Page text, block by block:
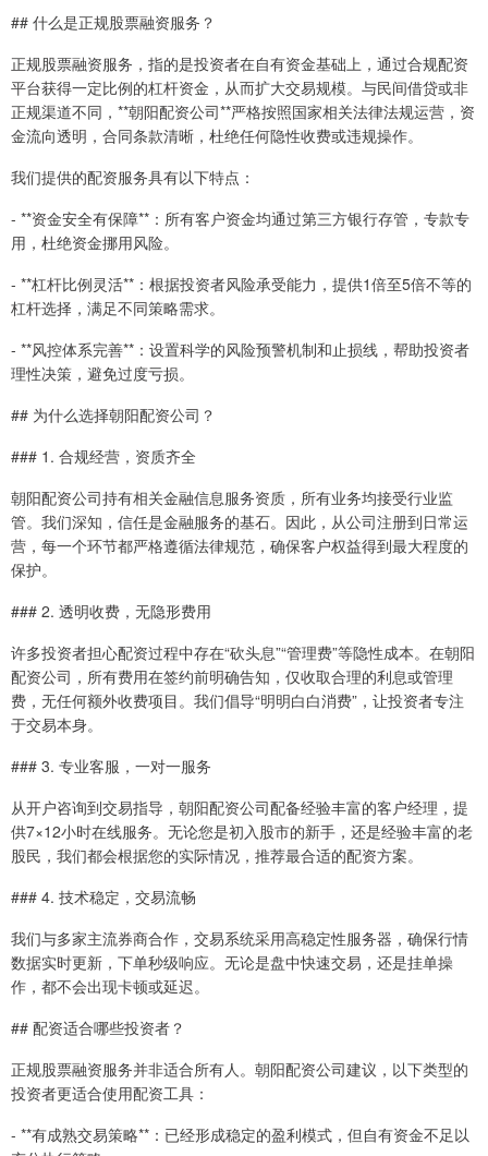
## 什么是正规股票融资服务？
正规股票融资服务，指的是投资者在自有资金基础上，通过合规配资
平台获得一定比例的杠杆资金，从而扩大交易规模。与民间借贷或非
正规渠道不同，**朝阳配资公司**严格按照国家相关法律法规运营，资
金流向透明，合同条款清晰，杜绝任何隐性收费或违规操作。
我们提供的配资服务具有以下特点：
- **资金安全有保障**：所有客户资金均通过第三方银行存管，专款专
用，杜绝资金挪用风险。
- **杠杆比例灵活**：根据投资者风险承受能力，提供1倍至5倍不等的
杠杆选择，满足不同策略需求。
- **风控体系完善**：设置科学的风险预警机制和止损线，帮助投资者
理性决策，避免过度亏损。
## 为什么选择朝阳配资公司？
### 1. 合规经营，资质齐全
朝阳配资公司持有相关金融信息服务资质，所有业务均接受行业监
管。我们深知，信任是金融服务的基石。因此，从公司注册到日常运
营，每一个环节都严格遵循法律规范，确保客户权益得到最大程度的
保护。
### 2. 透明收费，无隐形费用
许多投资者担心配资过程中存在“砍头息”“管理费”等隐性成本。在朝阳
配资公司，所有费用在签约前明确告知，仅收取合理的利息或管理
费，无任何额外收费项目。我们倡导“明明白白消费”，让投资者专注
于交易本身。
### 3. 专业客服，一对一服务
从开户咨询到交易指导，朝阳配资公司配备经验丰富的客户经理，提
供7×12小时在线服务。无论您是初入股市的新手，还是经验丰富的老
股民，我们都会根据您的实际情况，推荐最合适的配资方案。
### 4. 技术稳定，交易流畅
我们与多家主流券商合作，交易系统采用高稳定性服务器，确保行情
数据实时更新，下单秒级响应。无论是盘中快速交易，还是挂单操
作，都不会出现卡顿或延迟。
## 配资适合哪些投资者？
正规股票融资服务并非适合所有人。朝阳配资公司建议，以下类型的
投资者更适合使用配资工具：
- **有成熟交易策略**：已经形成稳定的盈利模式，但自有资金不足以